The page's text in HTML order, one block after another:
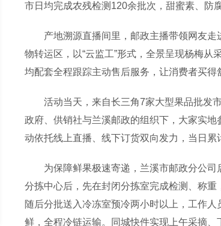
市日均完成农残检测120余批次，甜蜜素、防
产地溯源直播间里，邮政主播带领网友走
物转运区，以“云监工”形式，全景呈现杨梅
均配套全程跟踪主动售后服务，让消费者买得
活动当天，来自长三角7家大型果品批发市
政府、供销社与兰溪邮政的组织下，大家实
动依托线上直播、线下订货双向发力，当日累
为保障鲜果极速寄递，兰溪市邮政分公司
分拣中心后，先在封闭分拣室完成检测、称
随后分批送入冷冻室预冷两小时以上，工作
鲜，全程冷链运输。同城快件实现上午采摘